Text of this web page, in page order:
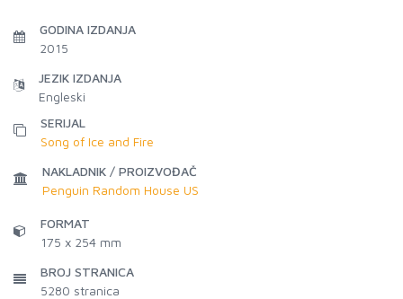
GODINA IZDANJA
2015
JEZIK IZDANJA
Engleski
SERIJAL
Song of Ice and Fire
NAKLADNIK / PROIZVOĐAČ
Penguin Random House US
FORMAT
175 x 254 mm
BROJ STRANICA
5280 stranica